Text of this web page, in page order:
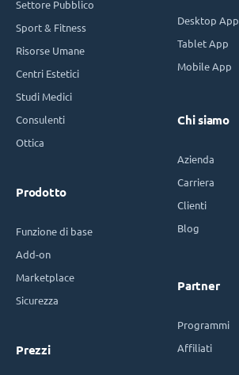
Settore Pubblico
Sport & Fitness
Risorse Umane
Centri Estetici
Studi Medici
Consulenti
Ottica
Prodotto
Funzione di base
Add-on
Marketplace
Sicurezza
Prezzi
Desktop App
Tablet App
Mobile App
Chi siamo
Azienda
Carriera
Clienti
Blog
Partner
Programmi
Affiliati